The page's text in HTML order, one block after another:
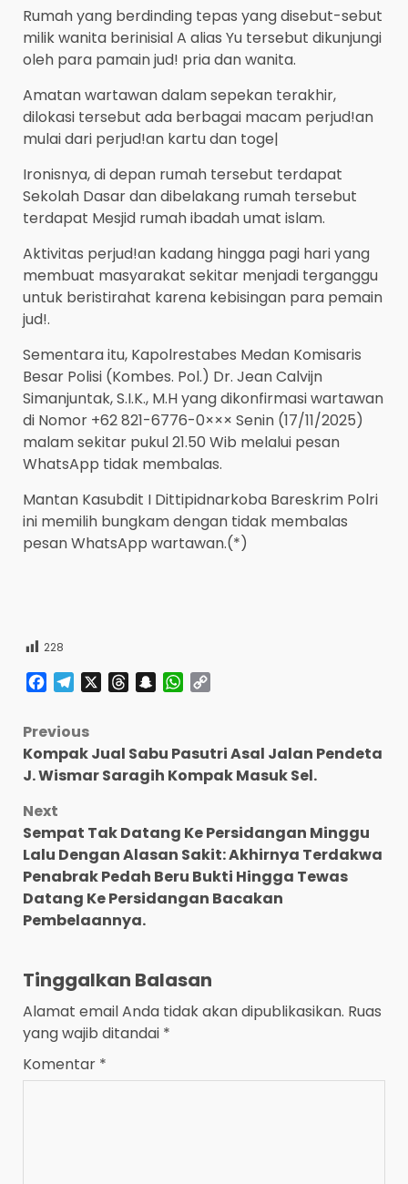
Rumah yang berdinding tepas yang disebut-sebut
milik wanita berinisial A alias Yu tersebut dikunjungi
oleh para pamain jud! pria dan wanita.
Amatan wartawan dalam sepekan terakhir,
dilokasi tersebut ada berbagai macam perjud!an
mulai dari perjud!an kartu dan toge|
Ironisnya, di depan rumah tersebut terdapat
Sekolah Dasar dan dibelakang rumah tersebut
terdapat Mesjid rumah ibadah umat islam.
Aktivitas perjud!an kadang hingga pagi hari yang
membuat masyarakat sekitar menjadi terganggu
untuk beristirahat karena kebisingan para pemain
jud!.
Sementara itu, Kapolrestabes Medan Komisaris
Besar Polisi (Kombes. Pol.) Dr. Jean Calvijn
Simanjuntak, S.I.K., M.H yang dikonfirmasi wartawan
di Nomor +62 821-6776-0××× Senin (17/11/2025)
malam sekitar pukul 21.50 Wib melalui pesan
WhatsApp tidak membalas.
Mantan Kasubdit I Dittipidnarkoba Bareskrim Polri
ini memilih bungkam dengan tidak membalas
pesan WhatsApp wartawan.(*)
228
Facebook
TelegramThreadsSnapchatWhatsApp
Post
navigation
Previous
Kompak Jual Sabu Pasutri Asal Jalan Pendeta
J. Wismar Saragih Kompak Masuk Sel.
Next
Sempat Tak Datang Ke Persidangan Minggu
Lalu Dengan Alasan Sakit: Akhirnya Terdakwa
Penabrak Pedah Beru Bukti Hingga Tewas
Datang Ke Persidangan Bacakan
Pembelaannya.
Tinggalkan Balasan
Alamat email Anda tidak akan dipublikasikan. Ruas
yang wajib ditandai *
Komentar *